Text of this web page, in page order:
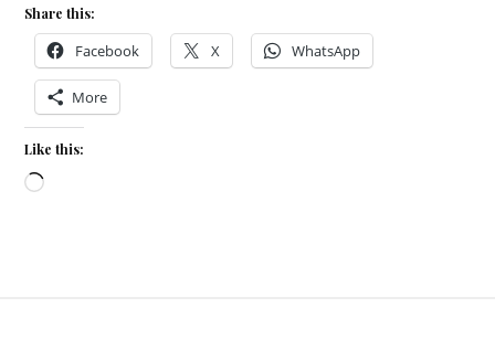
Share this:
Facebook X WhatsApp
More
Like this:
Loading…